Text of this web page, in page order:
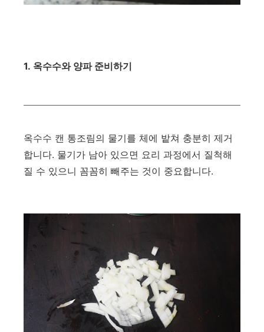
1. 옥수수와 양파 준비하기
옥수수 캔 통조림의 물기를 체에 밭쳐 충분히 제거
합니다. 물기가 남아 있으면 요리 과정에서 질척해
질 수 있으니 꼼꼼히 빼주는 것이 중요합니다.